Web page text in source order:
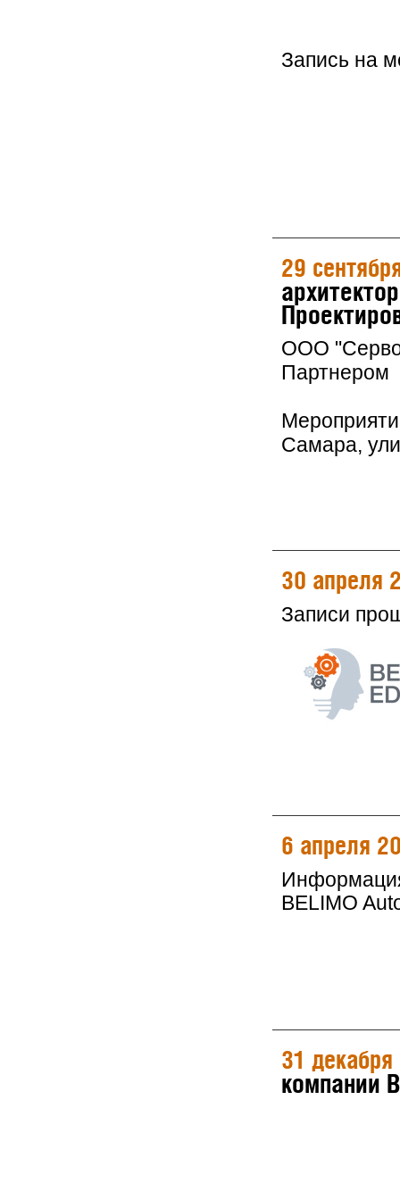
Запись на
29
ООО
Партнером
Самара,
30 апреля
Записи
6 апреля
BELIMO
31
компании